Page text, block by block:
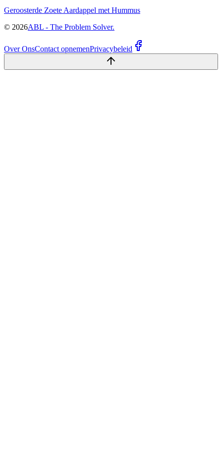
Geroosterde Zoete Aardappel met Hummus
© 2026ABL - The Problem Solver.
Over OnsContact opnemenPrivacybeleid